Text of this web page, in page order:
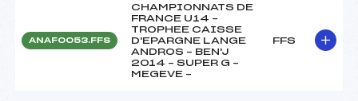
ANAF0053.FFS
CHAMPIONNATS DE
FRANCE U14 –
TROPHEE CAISSE
D'EPARGNE LANGE
ANDROS – BEN'J
2014 – SUPER G –
MEGEVE –
FFS